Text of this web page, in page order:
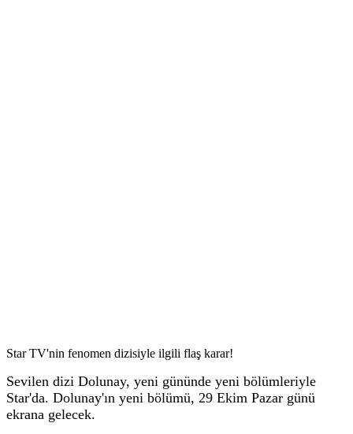
Star TV'nin fenomen dizisiyle ilgili flaş karar!
Sevilen dizi Dolunay, yeni gününde yeni bölümleriyle
Star'da. Dolunay'ın yeni bölümü, 29 Ekim Pazar günü
ekrana gelecek.